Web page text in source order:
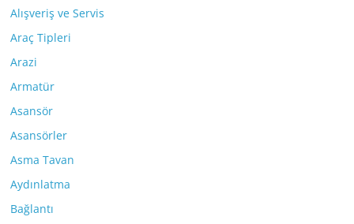
Alışveriş ve Servis
Araç Tipleri
Arazi
Armatür
Asansör
Asansörler
Asma Tavan
Aydınlatma
Bağlantı